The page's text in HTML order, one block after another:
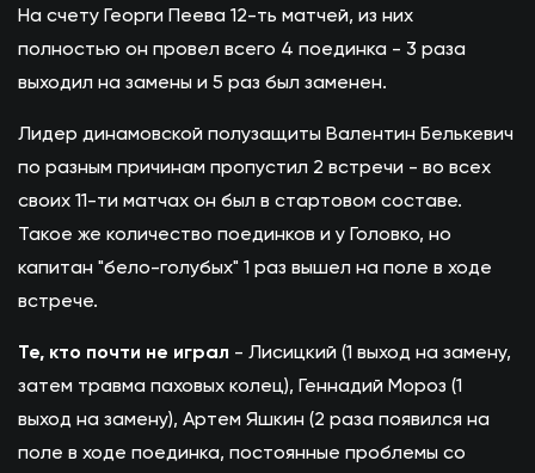
На счету Георги Пеева 12-ть матчей, из них
полностью он провел всего 4 поединка - 3 раза
выходил на замены и 5 раз был заменен.
Лидер динамовской полузащиты Валентин Белькевич
по разным причинам пропустил 2 встречи - во всех
своих 11-ти матчах он был в стартовом составе.
Такое же количество поединков и у Головко, но
капитан "бело-голубых" 1 раз вышел на поле в ходе
встрече.
Те, кто почти не играл - Лисицкий (1 выход на замену,
затем травма паховых колец), Геннадий Мороз (1
выход на замену), Артем Яшкин (2 раза появился на
поле в ходе поединка, постоянные проблемы со